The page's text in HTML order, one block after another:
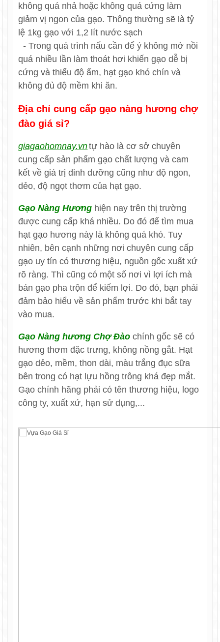
không quá nhả hoặc không quá cứng làm
giảm vị ngon của gạo. Thông thường sẽ là tỷ
lệ 1kg gạo với 1,2 lít nước sạch
- Trong quá trình nấu cần để ý không mở nồi
quá nhiều lần làm thoát hơi khiến gạo dễ bị
cứng và thiếu độ ẩm, hạt gạo khó chín và
không đủ độ mềm khi ăn.
Địa chỉ cung cấp gạo nàng hương chợ
đào giá sỉ?
giagaohomnay.vntự hào là cơ sở chuyên
cung cấp sản phẩm gạo chất lượng và cam
kết về giá trị dinh dưỡng cũng như độ ngon,
dẻo, độ ngọt thơm của hạt gạo.
Gạo Nàng Hương hiện nay trên thị trường
được cung cấp khá nhiều. Do đó để tìm mua
hạt gạo hương này là không quá khó. Tuy
nhiên, bên cạnh những nơi chuyên cung cấp
gạo uy tín có thương hiệu, nguồn gốc xuất xứ
rõ ràng. Thì cũng có một số nơi vì lợi ích mà
bán gạo pha trộn để kiếm lợi. Do đó, bạn phải
đảm bảo hiểu về sản phẩm trước khi bắt tay
vào mua.
Gạo Nàng hương Chợ Đào chính gốc sẽ có
hương thơm đặc trưng, không nồng gắt. Hạt
gạo dẻo, mềm, thon dài, màu trắng đục sữa
bên trong có hạt lựu hồng trông khá đẹp mắt.
Gạo chính hãng phải có tên thương hiệu, logo
công ty, xuất xứ, hạn sử dụng,...